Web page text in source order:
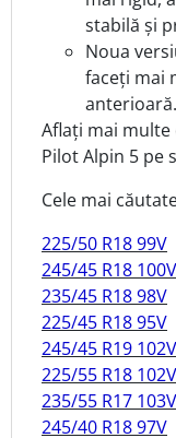
stabilă și
Noua
faceți mai
anterioară.
Aflați mai multe
Pilot Alpin 5 pe
Cele mai
225/50 R18 99V
245/45 R18 100V
235/45 R18 98V
225/45 R18 95V
245/45 R19 102V
225/55 R18 102V
235/55 R17 103V
245/40 R18 97V